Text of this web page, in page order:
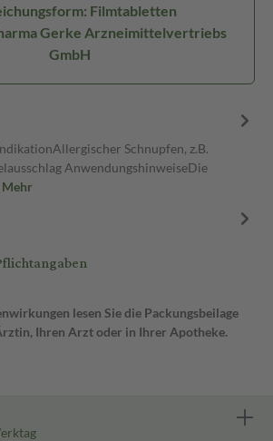
Filmtabletten
Gerke Arzneimittelvertriebs
GmbH
Schnupfen, z.B.
AnwendungshinweiseDie
Mehr
lesen Sie die Packungsbeilage
Ihren Arzt oder in Ihrer Apotheke.